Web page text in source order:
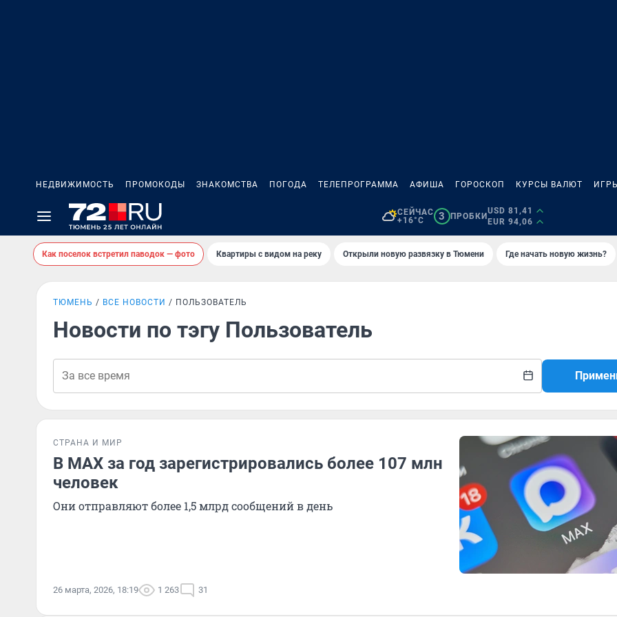
НЕДВИЖИМОСТЬ ПРОМОКОДЫ ЗНАКОМСТВА ПОГОДА ТЕЛЕПРОГРАММА АФИША ГОРОСКОП КУРСЫ ВАЛЮТ
СЕЙЧАС
+16°C
3 ПРОБКИ
USD 81,41
EUR 94,06
Как поселок встретил паводок — фото Квартиры с видом на реку Открыли новую развязку в Тюмени Где начать новую жизнь?
ТЮМЕНЬ ВСЕ НОВОСТИ ПОЛЬЗОВАТЕЛЬ
Новости по тэгу Пользователь
СТРАНА И МИР
В MAX за год зарегистрировались более 107 млн
человек
Они отправляют более 1,5 млрд сообщений в день
26 марта, 2026, 18:19 1 263 31